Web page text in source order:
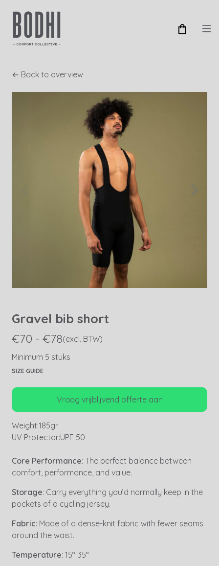
← Back to overview
Gravel bib short
€70 - €78(excl. BTW)
Minimum 5 stuks
SIZE GUIDE
Vraag vrijblijvend offerte aan
Weight:185gr
UV Protector:UPF 50
Core Performance: The perfect balance between
comfort, performance, and value.
Storage: Carry everything you’d normally keep in the
pockets of a cycling jersey.
Fabric: Made of a dense-knit fabric with fewer seams
around the waist.
Temperature: 15°-35°